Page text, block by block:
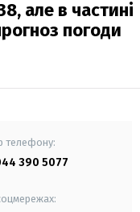
але в частині
погоди
телефону:
390 5077